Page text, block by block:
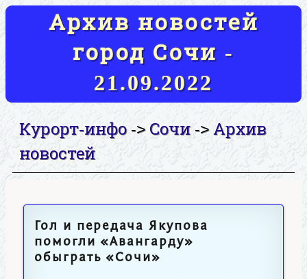
Архив новостей
город Сочи -
21.09.2022
Курорт-инфо-> Сочи->Архив
новостей
Гол и передача Якупова
помогли «Авангарду»
обыграть «Сочи»